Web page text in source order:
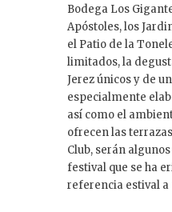
Bodega Los
Apóstoles, los
el Patio de la
limitados, la
Jerez únicos y de
especialmente
así como el
ofrecen las
Club, serán
festival que se ha
referencia estival a